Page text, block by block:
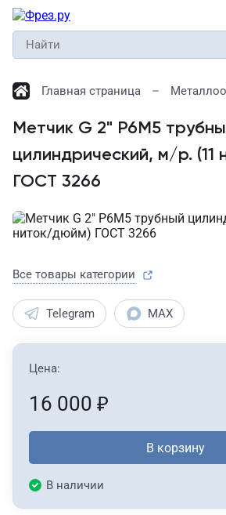
Главная страница
Метчик G 2" Р6М5
цилиндрический, м/р. (11
ГОСТ 3266
Все товары категории
Telegram MAX
Цена:
16 000 ₽
В корзину
В наличии